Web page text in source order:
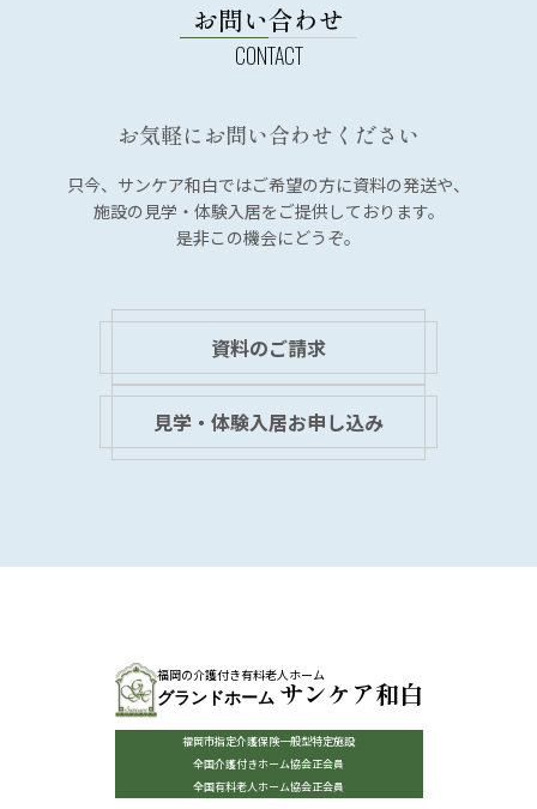
お問い合わせ
お気軽にお問い合わせください
只今、サンケア和白ではご希望の方に資料の発送や、
施設の見学・体験入居をご提供しております。
是非この機会にどうぞ。
資料のご請求
見学・体験入居お申し込み
福岡の介護付き有料老人ホーム
グランドホーム サンケア和白
福岡市指定介護保険一般型特定施設
全国介護付きホーム協会正会員
全国有料老人ホーム協会正会員